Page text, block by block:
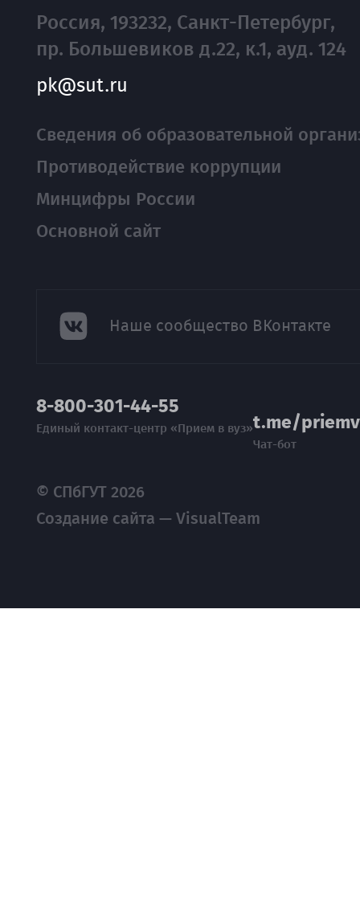
Россия, 193232, Санкт-Петербург,
пр. Большевиков д.22, к.1, ауд. 124
pk@sut.ru
Сведения об образовательной
Противодействие коррупции
Минцифры России
Основной сайт
Наше сообщество ВКонтакте
8-800-301-44-55
Единый контакт-центр «Прием в вуз»t.me/
Чат-бот
© СПбГУТ 2026
Создание сайта — VisualTeam